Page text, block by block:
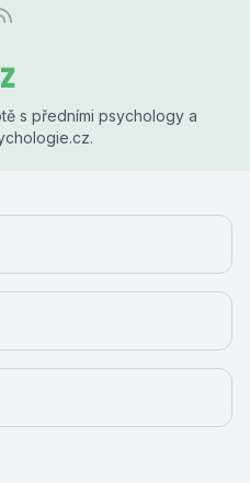
s předními psychology a